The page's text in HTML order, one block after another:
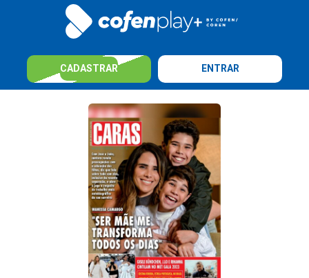
CADASTRAR ENTRAR